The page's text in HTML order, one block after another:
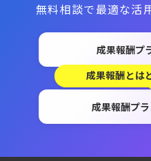
無料相談で最適な活
成果報酬プ
成果報酬とは
成果報酬プ